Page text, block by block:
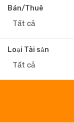
Bán/Thuê
Tất cả
Loại Tài sản
Tất cả